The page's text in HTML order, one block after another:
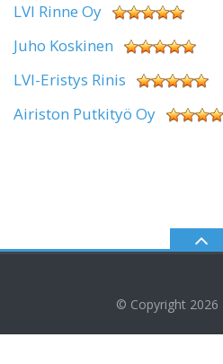
LVI Rinne Oy
Juho Koskinen
LVI-Eristys Rinis
Airiston Putkityö Oy
© Copyright 2026